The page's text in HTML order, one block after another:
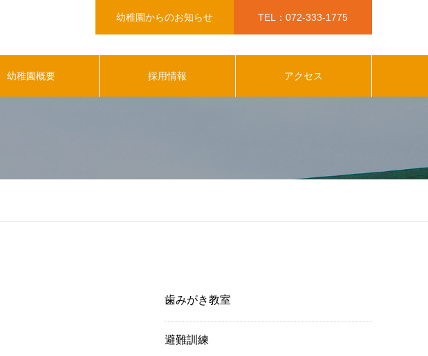
幼稚園からのお知らせ TEL：072-333-1775
幼稚園概要 採用情報 アクセス
歯みがき教室
避難訓練